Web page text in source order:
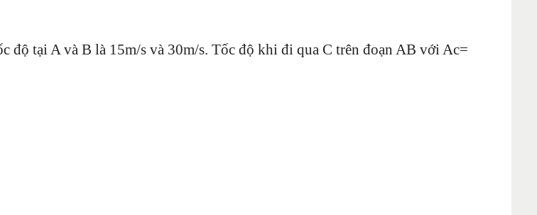
tại A và B là 15m/s và 30m/s. Tốc độ khi đi qua C trên đoạn AB với Ac=